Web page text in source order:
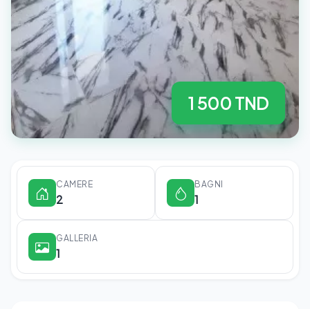
1 500 TND
CAMERE
2
BAGNI
1
GALLERIA
1